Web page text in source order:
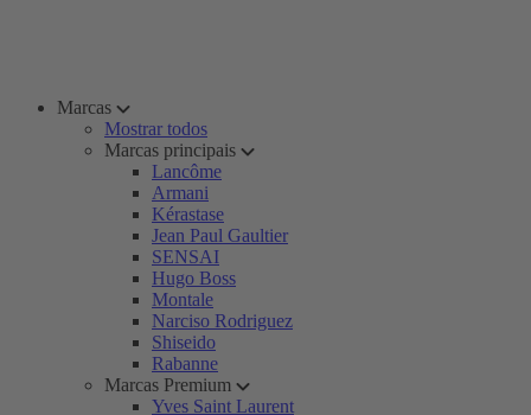
Marcas
Mostrar todos
Marcas principais
Lancôme
Armani
Kérastase
Jean Paul Gaultier
SENSAI
Hugo Boss
Montale
Narciso Rodriguez
Shiseido
Rabanne
Marcas Premium
Yves Saint Laurent